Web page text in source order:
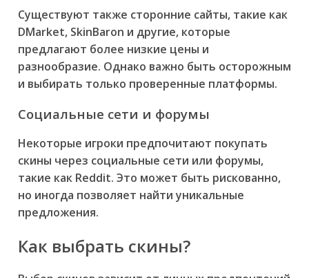
Существуют также сторонние сайты, такие как
DMarket, SkinBaron и другие, которые
предлагают более низкие цены и
разнообразие. Однако важно быть осторожным
и выбирать только проверенные платформы.
Социальные сети и форумы
Некоторые игроки предпочитают покупать
скины через социальные сети или форумы,
такие как Reddit. Это может быть рискованно,
но иногда позволяет найти уникальные
предложения.
Как выбрать скины?